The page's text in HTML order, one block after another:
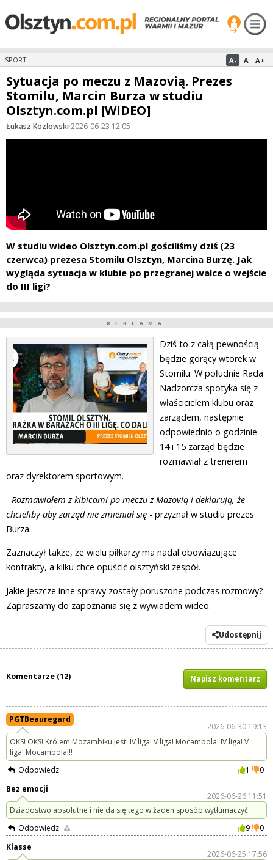
SPORT A- A A+
Sytuacja po meczu z Mazovią. Prezes
Stomilu, Marcin Burza w studiu
Olsztyn.com.pl [WIDEO]
Łukasz Kozłowski·2026-06-23 12:05
W studiu wideo Olsztyn.com.pl gościliśmy dziś (23
czerwca) prezesa Stomilu Olsztyn, Marcina Burzę. Jak
wygląda sytuacja w klubie po przegranej walce o wejście
do III ligi?
REKLAMA
Dziś to z całą pewnością
będzie gorący wtorek w
Stomilu. W południe Rada
Nadzorcza spotyka się z
właścicielem klubu oraz
zarządem, następnie
odpowiednio o godzinie
14 i 15 zarząd będzie
rozmawiał z trenerem
oraz dyrektorem sportowym.
- Rozmawiałem z kibicami po meczu z Mazovią i deklarują, że
chcieliby aby zarząd nie zmieniał się - przyznał w studiu prezes
Burza.
Zaznaczył także, że wielu piłkarzy ma nadal obowiązujące
kontrakty, a kilku chce opuścić olsztyński zespół.
Jakie jeszcze inne sprawy zostały poruszone podczas rozmowy?
Zapraszamy do zapoznania się z wywiadem wideo.
Udostępnij
Komentarze (12) Napisz komentarz
PGTBeauregard
2026-06-30 19:13
OKS! OKS! Królem Mozambiku jest! IV liga! V liga! Mocambola! IV liga! V
liga! Mocambola!!!
Odpowiedz
1
0
Bez emocji
2026-06-26 11:51
Dziadostwo absolutne i nie da się tego w żaden sposób wytłumaczyć.
Odpowiedz
9
0
Klasse
2026-06-25 17:56